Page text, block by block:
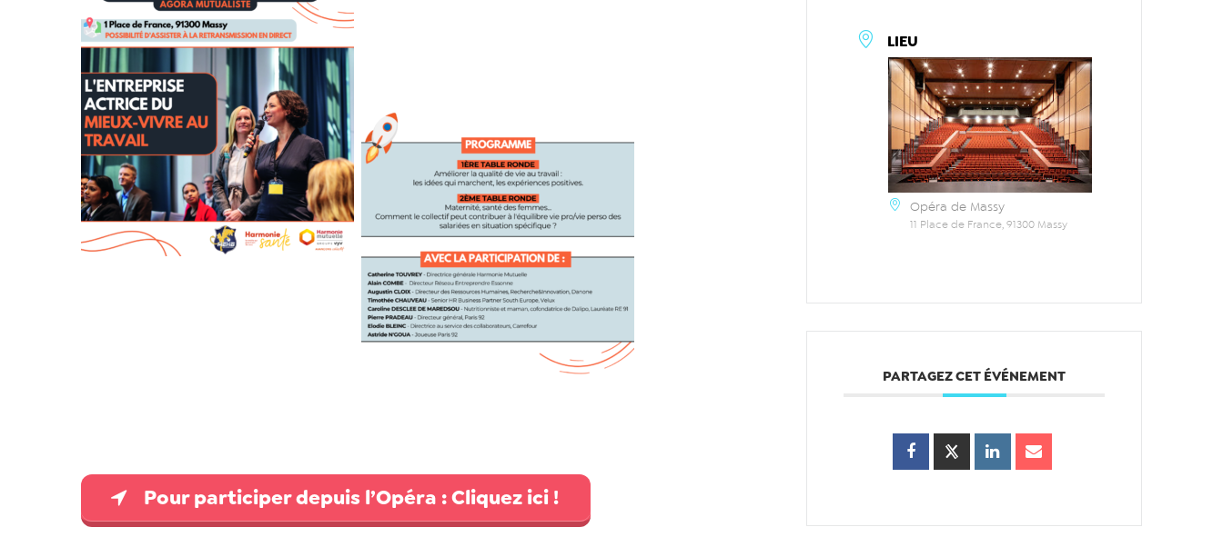
Pour participer depuis l’Opéra : Cliquez ici !
LIEU
Opéra de Massy
11 Place de France, 91300 Massy
PARTAGEZ CET ÉVÉNEMENT